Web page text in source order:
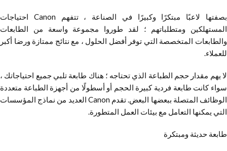
بصفتها لاعبًا مبتكرًا وكبيرًا في الصناعة ، تتفهم Canon احتياجات
المستهلكين ومتطلباتهم ؛ لقد طوروا مجموعة واسعة من الطابعات
والطابعات المتخصصة التي توفر أفضل الحلول ، مع نتائج ممتازة ورضا أكبر
للعملاء.
لا يهم مقدار حجم الطباعة الذي تحتاجه ؛ هناك طابعة تلبي جميع احتياجاتك ،
سواء كانت طابعة فردية كبيرة الحجم أو أسطولًا من أجهزة الطباعة متعددة
الوظائف المتصلة ببعضها البعض. تقدم Canon العديد من نماذج المؤسسات
التي يمكنها التعامل مع بيئات العمل المتطورة.
طابعة حديثة ومبتكرة